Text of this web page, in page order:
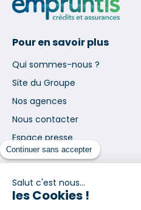
Continuer sans accepter
Salut c'est nous...
les Cookies !
Pour en savoir plus
Qui sommes-nous ?
Site du Groupe
Nos agences
Nous contacter
Espace presse
et nos communications